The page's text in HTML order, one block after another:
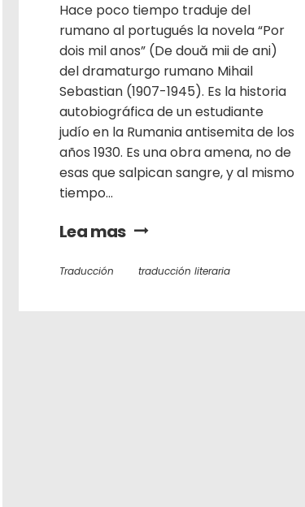
Hace poco tiempo traduje del
rumano al portugués la novela “Por
dois mil anos” (De două mii de ani)
del dramaturgo rumano Mihail
Sebastian (1907-1945). Es la historia
autobiográfica de un estudiante
judío en la Rumania antisemita de los
años 1930. Es una obra amena, no de
esas que salpican sangre, y al mismo
tiempo...
Lea mas
Traducción traducción literaria